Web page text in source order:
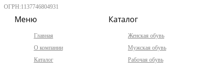
ОГРН:1137746804931
Меню
Главная
О компании
Каталог
Каталог
Женская обувь
Мужская обувь
Рабочая обувь